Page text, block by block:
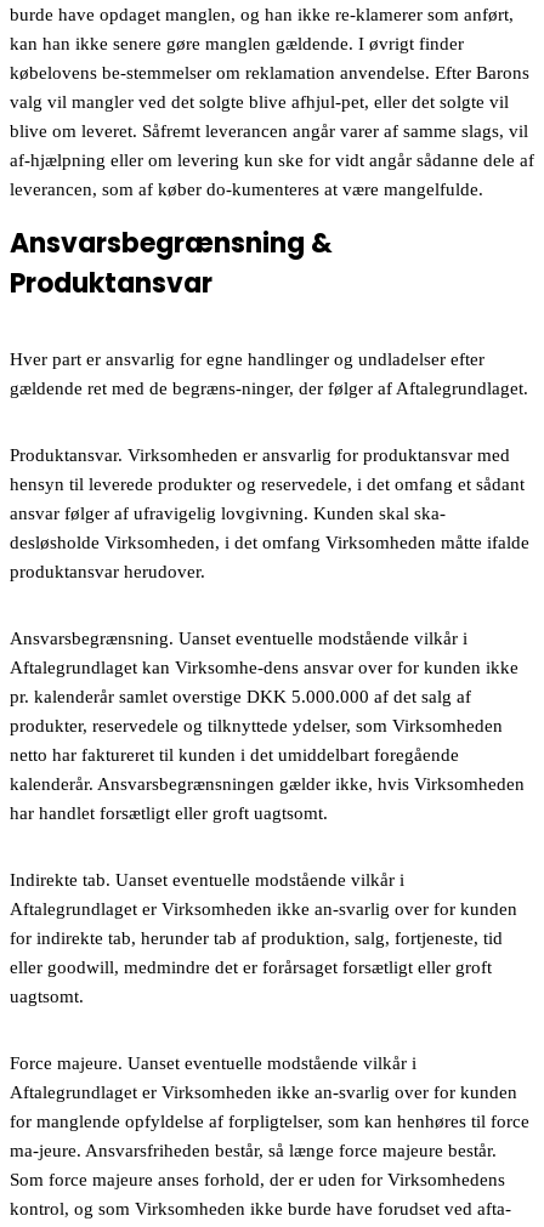
burde have opdaget manglen, og han ikke re-klamerer som anført,
kan han ikke senere gøre manglen gældende. I øvrigt finder
købelovens be-stemmelser om reklamation anvendelse. Efter Barons
valg vil mangler ved det solgte blive afhjul-pet, eller det solgte vil
blive om leveret. Såfremt leverancen angår varer af samme slags, vil
af-hjælpning eller om levering kun ske for vidt angår sådanne dele af
leverancen, som af køber do-kumenteres at være mangelfulde.
Ansvarsbegrænsning &
Produktansvar
Hver part er ansvarlig for egne handlinger og undladelser efter
gældende ret med de begræns-ninger, der følger af Aftalegrundlaget.
Produktansvar. Virksomheden er ansvarlig for produktansvar med
hensyn til leverede produkter og reservedele, i det omfang et sådant
ansvar følger af ufravigelig lovgivning. Kunden skal ska-
desløsholde Virksomheden, i det omfang Virksomheden måtte ifalde
produktansvar herudover.
Ansvarsbegrænsning. Uanset eventuelle modstående vilkår i
Aftalegrundlaget kan Virksomhe-dens ansvar over for kunden ikke
pr. kalenderår samlet overstige DKK 5.000.000 af det salg af
produkter, reservedele og tilknyttede ydelser, som Virksomheden
netto har faktureret til kunden i det umiddelbart foregående
kalenderår. Ansvarsbegrænsningen gælder ikke, hvis Virksomheden
har handlet forsætligt eller groft uagtsomt.
Indirekte tab. Uanset eventuelle modstående vilkår i
Aftalegrundlaget er Virksomheden ikke an-svarlig over for kunden
for indirekte tab, herunder tab af produktion, salg, fortjeneste, tid
eller goodwill, medmindre det er forårsaget forsætligt eller groft
uagtsomt.
Force majeure. Uanset eventuelle modstående vilkår i
Aftalegrundlaget er Virksomheden ikke an-svarlig over for kunden
for manglende opfyldelse af forpligtelser, som kan henhøres til force
ma-jeure. Ansvarsfriheden består, så længe force majeure består.
Som force majeure anses forhold, der er uden for Virksomhedens
kontrol, og som Virksomheden ikke burde have forudset ved afta-